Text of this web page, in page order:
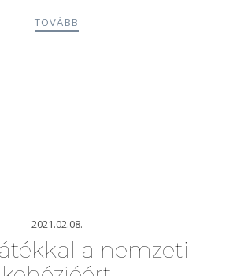
TOVÁBB
2021.02.08.
a nemzeti